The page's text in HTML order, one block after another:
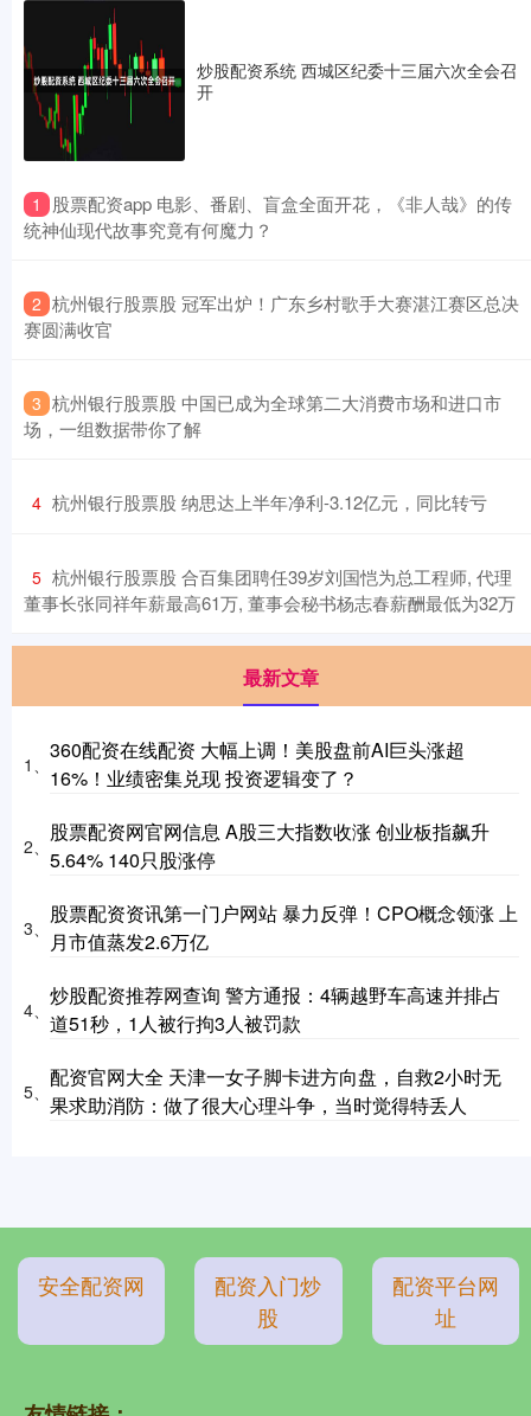
炒股配资系统 西城区纪委十三届六次全会召
开
1
​股票配资app 电影、番剧、盲盒全面开花，《非人哉》的传
统神仙现代故事究竟有何魔力？
2 ​杭州银行股票股 冠军出炉！广东乡村歌手大赛湛江赛区总决
赛圆满收官
3 ​杭州银行股票股 中国已成为全球第二大消费市场和进口市
场，一组数据带你了解
4 ​杭州银行股票股 纳思达上半年净利-3.12亿元，同比转亏
5 ​杭州银行股票股 合百集团聘任39岁刘国恺为总工程师, 代理
董事长张同祥年薪最高61万, 董事会秘书杨志春薪酬最低为32万
最新文章
1、
360配资在线配资 大幅上调！美股盘前AI巨头涨超
16%！业绩密集兑现 投资逻辑变了？
2、
股票配资网官网信息 A股三大指数收涨 创业板指飙升
5.64% 140只股涨停
3、
股票配资资讯第一门户网站 暴力反弹！CPO概念领涨 上
月市值蒸发2.6万亿
4、
炒股配资推荐网查询 警方通报：4辆越野车高速并排占
道51秒，1人被行拘3人被罚款
5、
配资官网大全 天津一女子脚卡进方向盘，自救2小时无
果求助消防：做了很大心理斗争，当时觉得特丢人
安全配资网
配资入门炒
股
配资平台网
址